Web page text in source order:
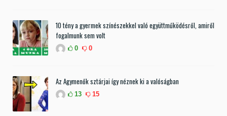
10 tény a gyermek színészekkel való együttműködésről, amiről
fogalmunk sem volt
0 0
Az Agymenők sztárjai így néznek ki a valóságban
13 15